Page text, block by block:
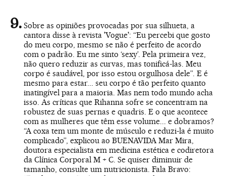
Sobre as opiniões provocadas por sua silhueta, a
cantora disse à revista 'Vogue': “Eu percebi que gosto
do meu corpo, mesmo se não é perfeito de acordo
com o padrão. Eu me sinto ‘sexy’. Pela primeira vez,
não quero reduzir as curvas, mas tonificá-las. Meu
corpo é saudável, por isso estou orgulhosa dele”. E é
mesmo para estar... seu corpo é tão perfeito quanto
inatingível para a maioria. Mas nem todo mundo acha
isso. As críticas que Rihanna sofre se concentram na
robustez de suas pernas e quadris. E o que acontece
com as mulheres que têm esse volume... e dobramos?
“A coxa tem um monte de músculo e reduzi-la é muito
complicado”, explicou ao BUENAVIDA Mar Mira,
doutora especialista em medicina estética e codiretora
da Clínica Corporal M + C. Se quiser diminuir de
tamanho, consulte um nutricionista. Fala Bravo: